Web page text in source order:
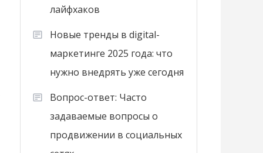
лайфхаков
Новые тренды в digital-
маркетинге 2025 года: что
нужно внедрять уже сегодня
Вопрос-ответ: Часто
задаваемые вопросы о
продвижении в социальных